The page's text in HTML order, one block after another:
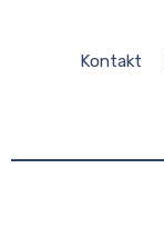
Kontakt